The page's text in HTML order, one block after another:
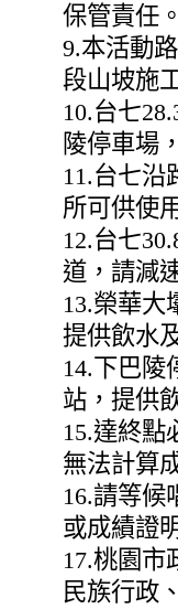
保管責任。
9.本活動
段山坡施
10.台七
陵停車場
11.台七沿
所可供使
12.台七
道，請減
13.榮華大
提供飲水
14.下巴陵
站，提供
15.達終點
無法計算
16.請等候
或成績證
17.桃園市
民族行政